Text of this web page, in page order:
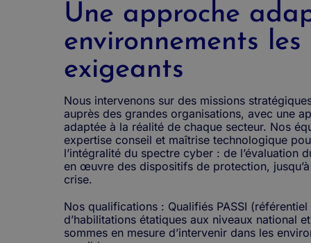
Une approche
environnements les
exigeants
Nous intervenons sur des missions
auprès des grandes organisations, avec une
adaptée à la réalité de chaque secteur. Nos
expertise conseil et maîtrise technologique
l’intégralité du spectre cyber : de l’évaluation
en œuvre des dispositifs de protection,
crise.
Nos qualifications : Qualifiés PASSI
d’habilitations étatiques aux niveaux national
sommes en mesure d’intervenir dans les